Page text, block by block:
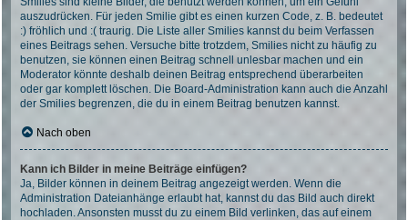
auszudrücken. Für jeden Smilie gibt es einen kurzen Code, z. B. bedeutet
:) fröhlich und :( traurig. Die Liste aller Smilies kannst du beim Verfassen
eines Beitrags sehen. Versuche bitte trotzdem, Smilies nicht zu häufig zu
benutzen, sie können einen Beitrag schnell unlesbar machen und ein
Moderator könnte deshalb deinen Beitrag entsprechend überarbeiten
oder gar komplett löschen. Die Board-Administration kann auch die Anzahl
der Smilies begrenzen, die du in einem Beitrag benutzen kannst.
Nach oben
Kann ich Bilder in meine Beiträge einfügen?
Ja, Bilder können in deinem Beitrag angezeigt werden. Wenn die
Administration Dateianhänge erlaubt hat, kannst du das Bild auch direkt
hochladen. Ansonsten musst du zu einem Bild verlinken, das auf einem